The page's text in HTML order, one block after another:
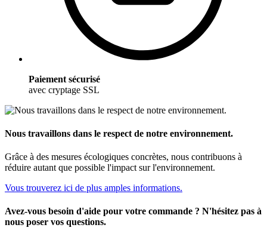
Paiement sécurisé
avec cryptage SSL
Nous travaillons dans le respect de notre environnement.
Grâce à des mesures écologiques concrètes, nous contribuons à
réduire autant que possible l'impact sur l'environnement.
Vous trouverez ici de plus amples informations.
Avez-vous besoin d'aide pour votre commande ? N'hésitez pas à
nous poser vos questions.